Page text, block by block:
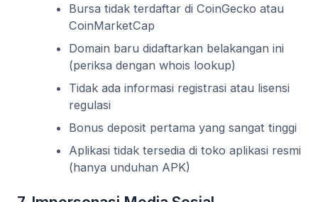
Bursa tidak terdaftar di CoinGecko atau
CoinMarketCap
Domain baru didaftarkan belakangan ini
(periksa dengan whois lookup)
Tidak ada informasi registrasi atau lisensi
regulasi
Bonus deposit pertama yang sangat tinggi
Aplikasi tidak tersedia di toko aplikasi resmi
(hanya unduhan APK)